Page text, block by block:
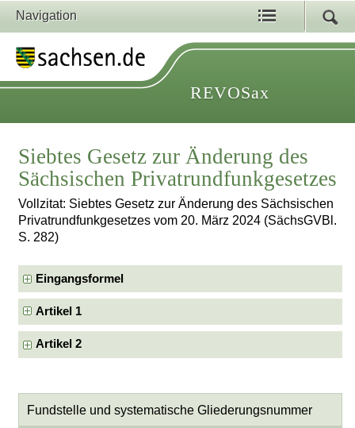
Navigation
REVOSax
Siebtes Gesetz zur Änderung des
Sächsischen Privatrundfunkgesetzes
Vollzitat: Siebtes Gesetz zur Änderung des Sächsischen
Privatrundfunkgesetzes vom 20. März 2024 (SächsGVBl.
S. 282)
Eingangsformel
Artikel 1
Artikel 2
Fundstelle und systematische Gliederungsnummer